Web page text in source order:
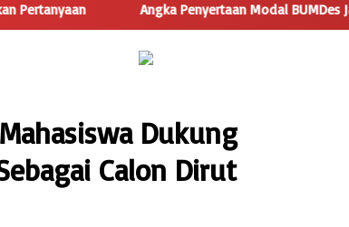
Angka Penyertaan Modal BUMDes Jadi Tanda Tanya,
Dukung
Calon Dirut